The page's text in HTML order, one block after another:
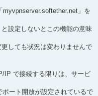
」を
設定しないとこの機能の意味
しても状況は変わりませんで
IP で接続する限りは、サービ
ート開放が設定されているで